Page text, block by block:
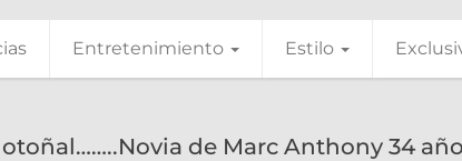
Entretenimiento Estilo
de Marc Anthony 34